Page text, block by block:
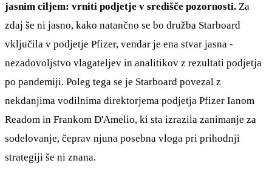
jasnim ciljem: vrniti podjetje v središče pozornosti. Za
zdaj še ni jasno, kako natančno se bo družba Starboard
vključila v podjetje Pfizer, vendar je ena stvar jasna -
nezadovoljstvo vlagateljev in analitikov z rezultati podjetja
po pandemiji. Poleg tega se je Starboard povezal z
nekdanjima vodilnima direktorjema podjetja Pfizer Ianom
Readom in Frankom D'Amelio, ki sta izrazila zanimanje za
sodelovanje, čeprav njuna posebna vloga pri prihodnji
strategiji še ni znana.